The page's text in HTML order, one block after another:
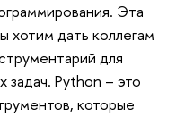
Эта
хотим дать коллегам
для
задач. Python – это
которые